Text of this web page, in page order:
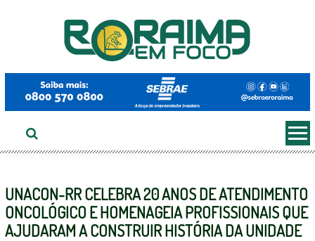
UNACON-RR CELEBRA 20 ANOS DE ATENDIMENTO
ONCOLÓGICO E HOMENAGEIA PROFISSIONAIS QUE
AJUDARAM A CONSTRUIR HISTÓRIA DA UNIDADE